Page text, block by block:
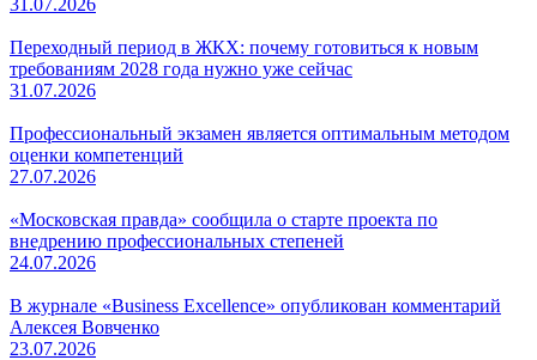
31.07.2026
Переходный период в ЖКХ: почему готовиться к новым
требованиям 2028 года нужно уже сейчас
31.07.2026
Профессиональный экзамен является оптимальным методом
оценки компетенций
27.07.2026
«Московская правда» сообщила о старте проекта по
внедрению профессиональных степеней
24.07.2026
В журнале «Business Excellence» опубликован комментарий
Алексея Вовченко
23.07.2026